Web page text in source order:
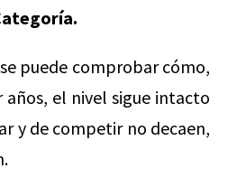
puede comprobar cómo,
años, el nivel sigue intacto
y de competir no decaen,